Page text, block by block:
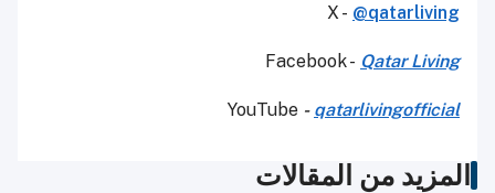
X - @qatarliving
Facebook - Qatar Living
YouTube - qatarlivingofficial
المزيد من المقالات